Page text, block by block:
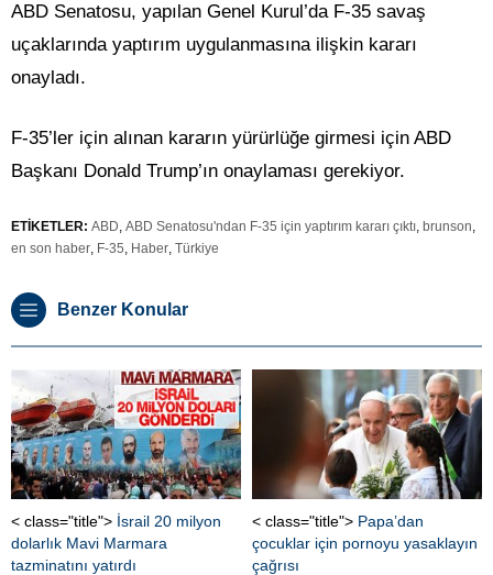
ABD Senatosu, yapılan Genel Kurul’da F-35 savaş
uçaklarında yaptırım uygulanmasına ilişkin kararı
onayladı.
F-35’ler için alınan kararın yürürlüğe girmesi için ABD
Başkanı Donald Trump’ın onaylaması gerekiyor.
ETİKETLER: ABD, ABD Senatosu'ndan F-35 için yaptırım kararı çıktı, brunson,
en son haber, F-35, Haber, Türkiye
Benzer Konular
< class="title"> İsrail 20 milyon
dolarlık Mavi Marmara
tazminatını yatırdı
< class="title"> Papa’dan
çocuklar için pornoyu yasaklayın
çağrısı